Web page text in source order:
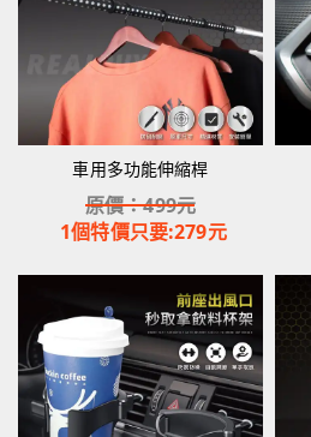
車用多功能伸縮桿
原價：499元
1個特價只要:279元